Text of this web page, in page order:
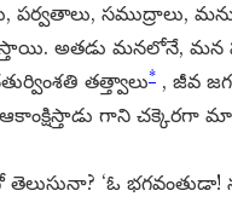
పర్వతాలు, సముద్రాలు,
అతడు మనలోనే,
తత్త్వాలు* , జీవ
ఆకాంక్షిస్తాడు గాని చక్కెరగా
‘ఓ భగవంతుడా!